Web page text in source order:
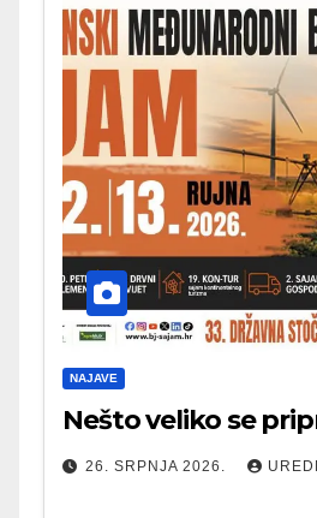
NAJAVE
Nešto veliko se
26. SRPNJA 2026.